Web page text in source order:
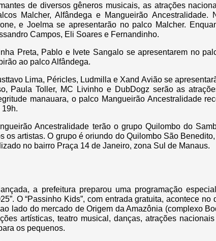
de diversos gêneros musicais, as atrações
Malcher, Alfândega e Mangueirão Ancestralidade.
e Joelma se apresentarão no palco Malcher.
Campos, Eli Soares e Fernandinho.
Preta, Pablo e Ivete Sangalo se apresentarem no
ao palco Alfândega.
Lima, Péricles, Ludmilla e Xand Avião se
Paula Toller, MC Livinho e DubDogz serão as
manauara, o palco Mangueirão Ancestralidade
19h.
Ancestralidade terão o grupo Quilombo do
os artistas. O grupo é oriundo do Quilombo São
no bairro Praça 14 de Janeiro, zona Sul de Manaus.
a prefeitura preparou uma programação
O “Passinho Kids”, com entrada gratuita, acontece no
lado do mercado de Origem da Amazônia (complexo
artísticas, teatro musical, danças, atrações
os pequenos.